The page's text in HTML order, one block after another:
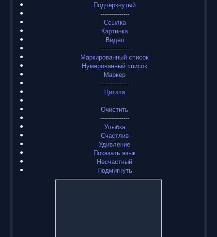
Подчёркнутый
---------------
Ссылка
Картинка
Видео
---------------
Маркированный список
Нумерованный список
Маркер
---------------
Цитата
Очистить
---------------
Улыбка
Счастлив
Удивление
Показать язык
Несчастный
Подмигнуть